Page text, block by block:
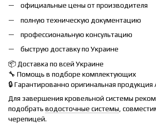
официальные цены от производителя
полную техническую документацию
профессиональную консультацию
быструю доставку по Украине
📦 Доставка по всей Украине
🔧 Помощь в подборе комплектующих
🔒 Гарантированно оригинальная продукция
Для завершения кровельной системы
подобрать водосточные системы ,
черепицей.